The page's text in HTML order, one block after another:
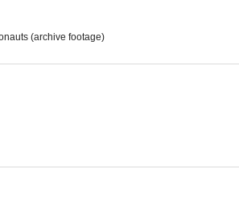
(archive footage)